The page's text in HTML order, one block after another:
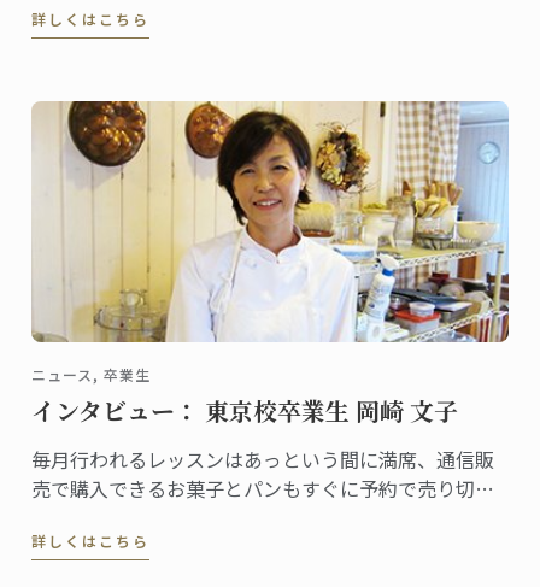
子の愛好家の皆様にサプライズでご紹介します。
詳しくはこちら
ニュース, 卒業生
インタビュー： 東京校卒業生 岡崎 文子
毎月行われるレッスンはあっという間に満席、通信販
売で購入できるお菓子とパンもすぐに予約で売り切れ
fumufumu＋』。
詳しくはこちら